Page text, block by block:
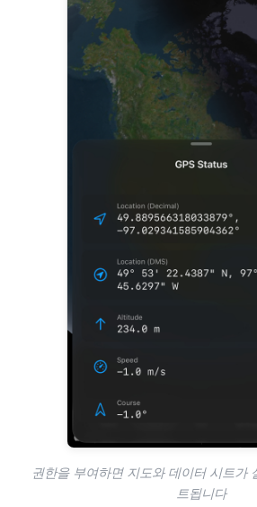
권한을 부여하면 지도와 데이터 시트가
트됩니다